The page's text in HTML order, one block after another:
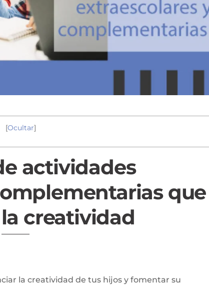
[Ocultar]
actividades
que
creatividad
la creatividad de tus hijos y fomentar su